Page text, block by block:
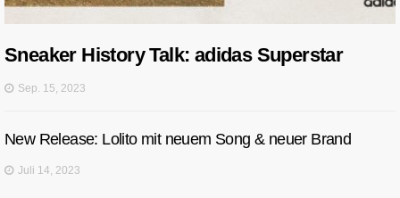
Sneaker History Talk: adidas Superstar
Sep. 15, 2023
New Release: Lolito mit neuem Song & neuer Brand
Juli 14, 2023